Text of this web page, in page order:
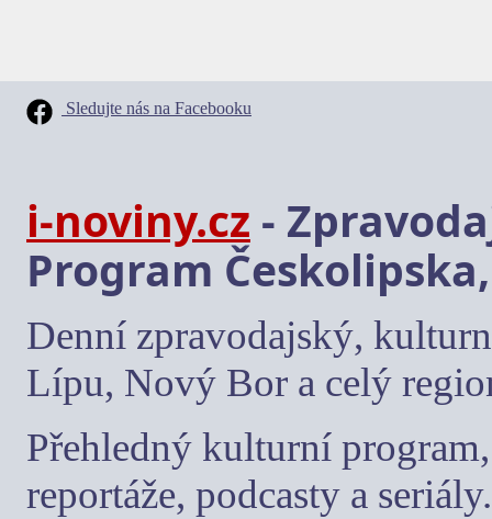
Sledujte nás na Facebooku
i-noviny.cz -
Program
Denní zpravodajský,
Lípu, Nový Bor a celý
Přehledný kulturní
reportáže, podcasty a seriály.